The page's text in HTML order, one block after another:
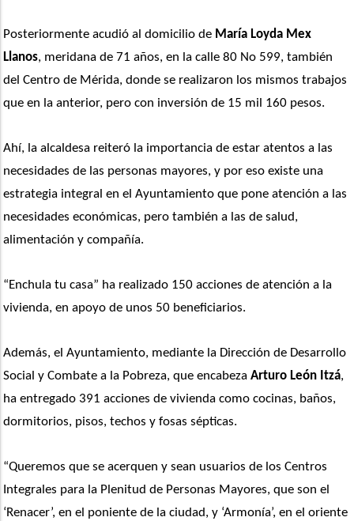
Posteriormente acudió al domicilio de María Loyda Mex
Llanos, meridana de 71 años, en la calle 80 No 599, también
del Centro de Mérida, donde se realizaron los mismos trabajos
que en la anterior, pero con inversión de 15 mil 160 pesos.
Ahí, la alcaldesa reiteró la importancia de estar atentos a las
necesidades de las personas mayores, y por eso existe una
estrategia integral en el Ayuntamiento que pone atención a las
necesidades económicas, pero también a las de salud,
alimentación y compañía.
“Enchula tu casa” ha realizado 150 acciones de atención a la
vivienda, en apoyo de unos 50 beneficiarios.
Además, el Ayuntamiento, mediante la Dirección de Desarrollo
Social y Combate a la Pobreza, que encabeza Arturo León Itzá,
ha entregado 391 acciones de vivienda como cocinas, baños,
dormitorios, pisos, techos y fosas sépticas.
“Queremos que se acerquen y sean usuarios de los Centros
Integrales para la Plenitud de Personas Mayores, que son el
‘Renacer’, en el poniente de la ciudad, y ‘Armonía’, en el oriente